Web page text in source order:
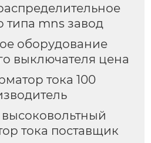
типа mns завод
оборудование
выключателя цена
тока 100
тока поставщик